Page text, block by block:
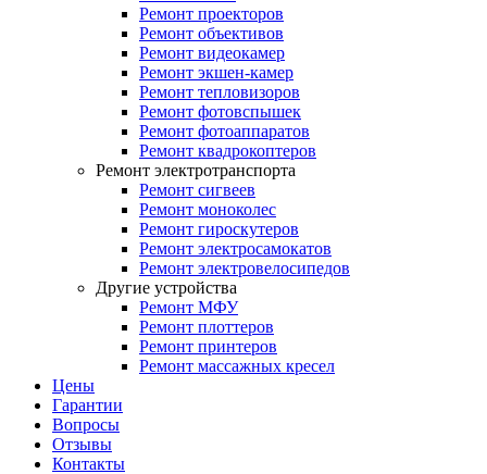
Ремонт проекторов
Ремонт объективов
Ремонт видеокамер
Ремонт экшен-камер
Ремонт тепловизоров
Ремонт фотовспышек
Ремонт фотоаппаратов
Ремонт квадрокоптеров
Ремонт электротранспорта
Ремонт сигвеев
Ремонт моноколес
Ремонт гироскутеров
Ремонт электросамокатов
Ремонт электровелосипедов
Другие устройства
Ремонт МФУ
Ремонт плоттеров
Ремонт принтеров
Ремонт массажных кресел
Цены
Гарантии
Вопросы
Отзывы
Контакты